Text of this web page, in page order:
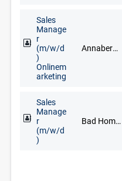
Sales
Manage
r
(m/w/d
)
Onlinem
arketing
Annaberg-Buchholz, Marienberg, Schwarzenberg/Erzgebirge
Sales
Manage
r
(m/w/d
)
Bad Homburg, Darmstadt, Frankfurt am Main, Hanau, Limburg an der Lahn, Mainz, Neu-Isenburg, Offenbach am Main, Rüsselsheim, Wiesbaden